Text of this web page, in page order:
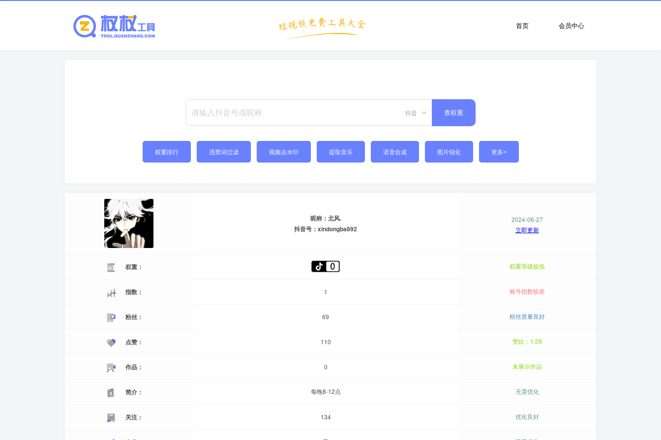
会员中心
首页
抖音 查权重
权重排行 违禁词过滤 视频去水印 提取音乐 语音合成 图片锐化 更多>
昵称：北风.
抖音号：xindongba892
2024-06-27
立即更新
权重： 权重等级较低
指数： 1 账号指数较差
粉丝： 69 粉丝质量良好
点赞： 110 赞比：1.59
作品： 0 未展示作品
简介： 每晚8-12点 无需优化
关注： 134 优化良好